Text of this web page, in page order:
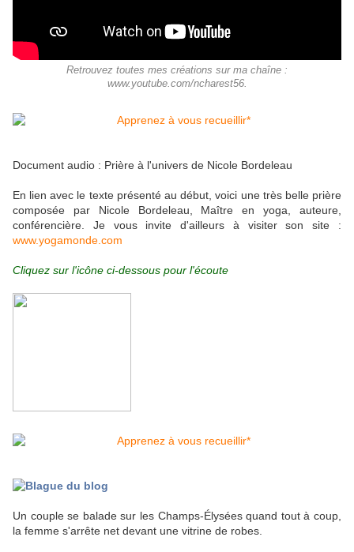
Retrouvez toutes mes créations sur ma chaîne :
www.youtube.com/ncharest56.
Document audio : Prière à l'univers de Nicole Bordeleau
En lien avec le texte présenté au début, voici une très belle prière
composée par Nicole Bordeleau, Maître en yoga, auteure,
conférencière. Je vous invite d'ailleurs à visiter son site :
www.yogamonde.com
Cliquez sur l'icône ci-dessous pour l'écoute
Blague du blog
Un couple se balade sur les Champs-Élysées quand tout à coup,
la femme s'arrête net devant une vitrine de robes.